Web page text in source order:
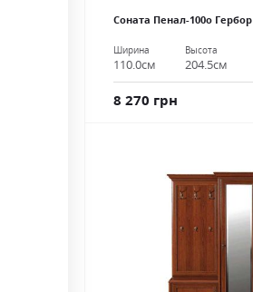
Соната Пенал-100о Гербор
Ширина
110.0см
Высота
204.5см
8 270 грн